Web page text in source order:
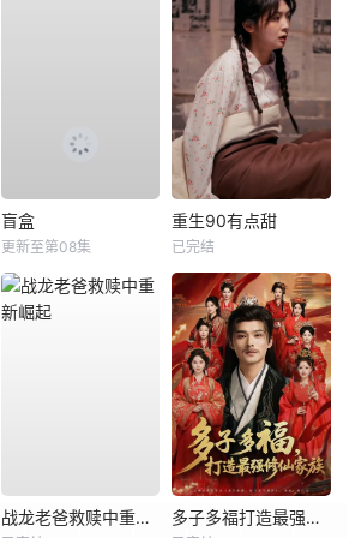
盲盒
更新至第08集
重生90有点甜
已完结
战龙老爸救赎中重新崛起 多子多福打造最强修仙家族